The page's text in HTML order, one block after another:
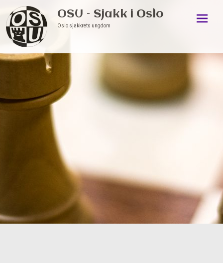
OSU – Sjakk i Oslo
Oslo sjakkrets ungdom